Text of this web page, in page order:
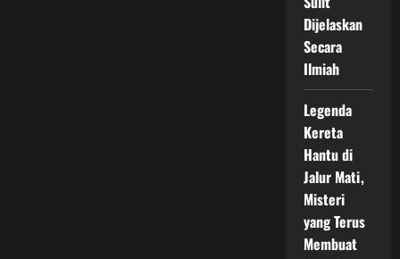
Dijelaskan
Secara
Ilmiah
Legenda
Kereta
Hantu di
Jalur Mati,
Misteri
yang Terus
Membuat